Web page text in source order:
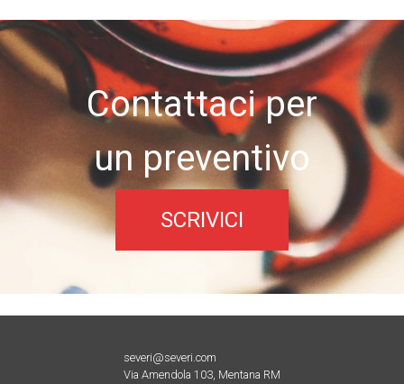
Contattaci per
un preventivo
SCRIVICI
severi@severi.com
Via Amendola 103, Mentana RM